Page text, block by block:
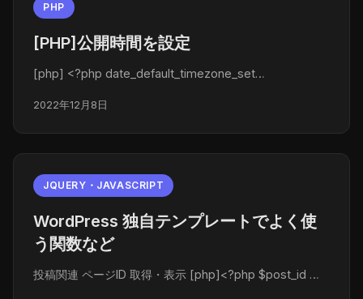
PHP
[PHP]公開時間を設定
[php] <?php date_default_timezone_set…
2022年12月8日
JQUERY・JAVASCRIPT
WordPress 独自テンプレートでよく使
う関数など
投稿関連 ページID 取得・表示 [php]<?php $post_id …